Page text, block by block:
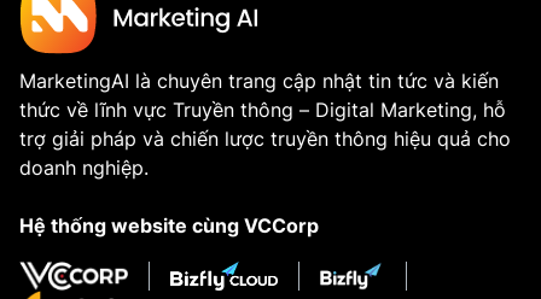
MarketingAI là chuyên trang cập nhật tin tức và kiến
thức về lĩnh vực Truyền thông – Digital Marketing, hỗ
trợ giải pháp và chiến lược truyền thông hiệu quả cho
doanh nghiệp.
Hệ thống website cùng VCCorp